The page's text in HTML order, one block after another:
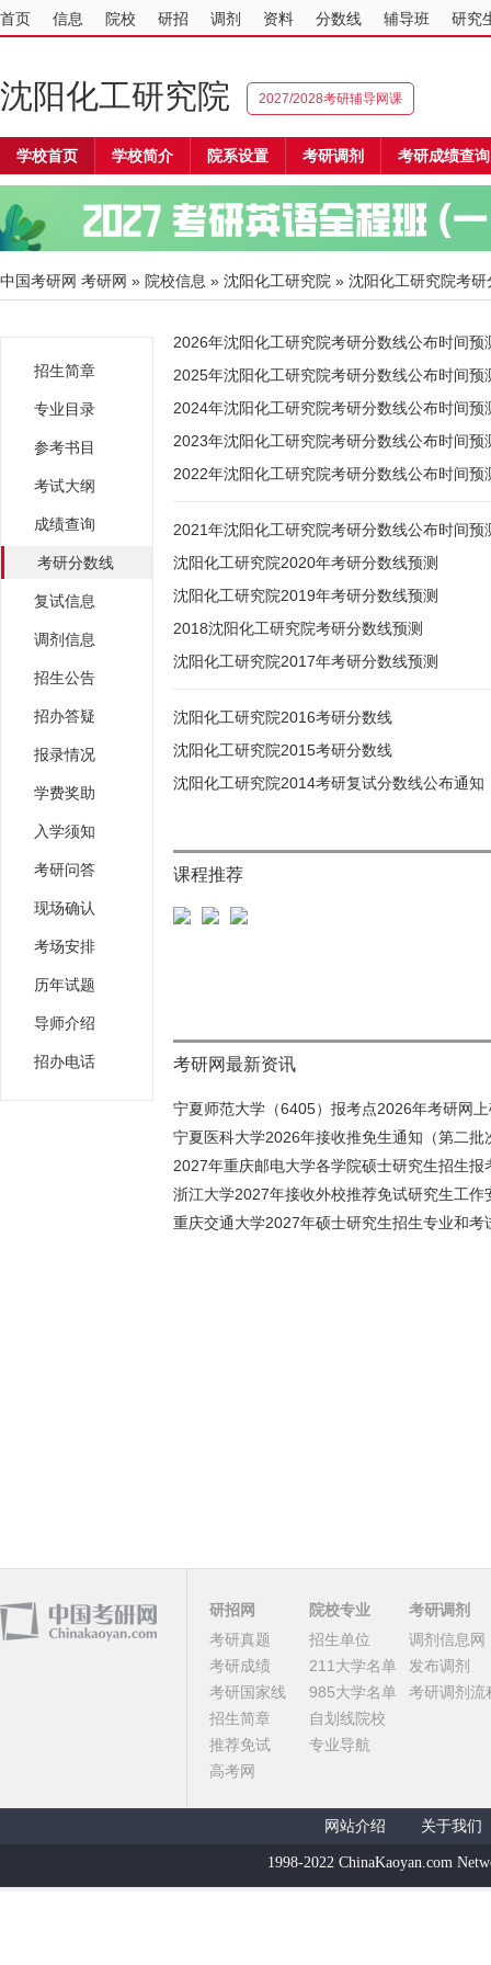
首页 信息 院校 研招 调剂 资料 分数线 辅导班 研究
沈阳化工研究院 2027/2028考研辅导网课
学校首页 学校简介 院系设置 考研调剂 考研成绩查询
中国考研网 考研网 » 院校信息 » 沈阳化工研究院 » 沈阳化工研究院考
招生简章
专业目录
参考书目
考试大纲
成绩查询
考研分数线
复试信息
调剂信息
招生公告
招办答疑
报录情况
学费奖助
入学须知
考研问答
现场确认
考场安排
历年试题
导师介绍
招办电话
2026年沈阳化工研究院考研分数线公布时间预
2025年沈阳化工研究院考研分数线公布时间预
2024年沈阳化工研究院考研分数线公布时间预
2023年沈阳化工研究院考研分数线公布时间预
2022年沈阳化工研究院考研分数线公布时间预
2021年沈阳化工研究院考研分数线公布时间预
沈阳化工研究院2020年考研分数线预测
沈阳化工研究院2019年考研分数线预测
2018沈阳化工研究院考研分数线预测
沈阳化工研究院2017年考研分数线预测
沈阳化工研究院2016考研分数线
沈阳化工研究院2015考研分数线
沈阳化工研究院2014考研复试分数线公布通知
课程推荐
考研网最新资讯
宁夏师范大学（6405）报考点2026年考研网
宁夏医科大学2026年接收推免生通知（第二批
2027年重庆邮电大学各学院硕士研究生招生报
浙江大学2027年接收外校推荐免试研究生工作
重庆交通大学2027年硕士研究生招生专业和考
研招网
考研真题
考研成绩
考研国家线
招生简章
推荐免试
高考网
院校专业
招生单位
211大学名单
985大学名单
自划线院校
专业导航
考研调剂
调剂信息网
发布调剂
考研调剂流
网站介绍 关于我们
1998-2022 ChinaKaoyan.com